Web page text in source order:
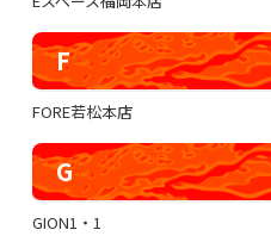
F
FORE若松本店
G
GION1・1